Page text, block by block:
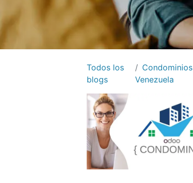
Todos los
blogs
Condominios
Venezuela